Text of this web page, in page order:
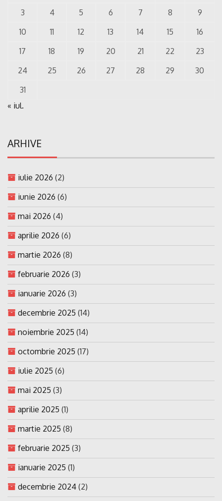
3
4 5 6 7 8
9
10
11 12 13 14 15
16
17
18 19 20 21 22
23
24
25 26 27 28 29
30
31
« iul.
ARHIVE
iulie 2026 (2)
iunie 2026 (6)
mai 2026 (4)
aprilie 2026 (6)
martie 2026 (8)
februarie 2026 (3)
ianuarie 2026 (3)
decembrie 2025 (14)
noiembrie 2025 (14)
octombrie 2025 (17)
iulie 2025 (6)
mai 2025 (3)
aprilie 2025 (1)
martie 2025 (8)
februarie 2025 (3)
ianuarie 2025 (1)
decembrie 2024 (2)